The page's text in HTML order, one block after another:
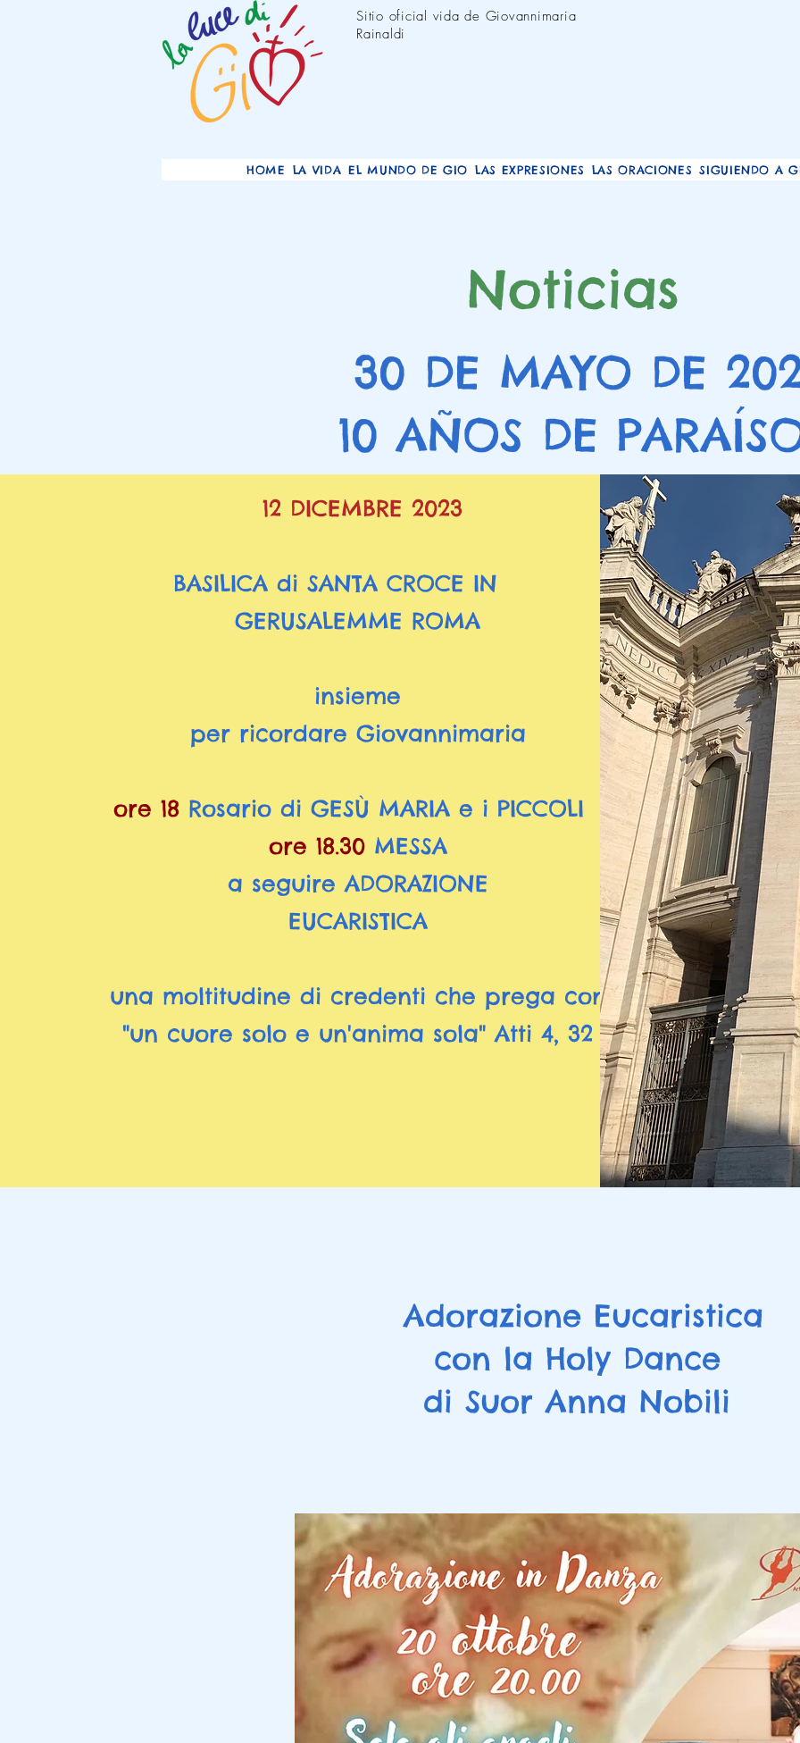
Sitio oficial vida de Giovannimaria
Rainaldi
HOME LA VIDA EL MUNDO DE GIO LAS EXPRESIONES LAS ORACIONES SIGUIENDO A
Noticias
30 DE MAYO DE
10 AÑOS DE
12 DICEMBRE 2023
BASILICA di SANTA CROCE IN
GERUSALEMME ROMA
insieme
per ricordare Giovannimaria
ore 18 Rosario di GESÙ MARIA e i PICCOLI
ore 18.30 MESSA
a seguire ADORAZIONE
EUCARISTICA
una moltitudine di credenti che prega con
"un cuore solo e un'anima sola" Atti 4, 32
Adorazione Eucaristica
con la Holy Dance
di Suor Anna Nobili